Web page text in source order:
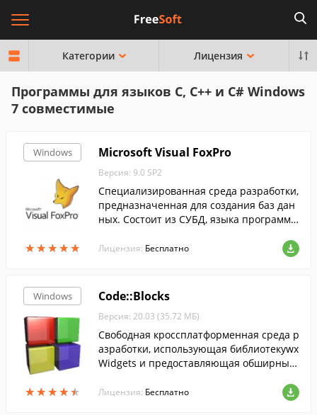
Категории Лицензия
Программы для языков C, С++ и С# Windows
7 совместимые
Windows
★★★★★
★★★★★
Microsoft Visual FoxPro
Версия: 9.0 SP2
Специализированная среда разработки,
предназначенная для создания баз дан
ных. Состоит из СУБД, языка программи
Лицензия: Бесплатно
Windows
★★★★★
★★★★★
Code::Blocks
Версия: 20.03 (35.72 МБ)
Свободная кроссплатформенная среда р
азработки, использующая библиотекуwx
Widgets и предоставляющая обширный
Лицензия: Бесплатно